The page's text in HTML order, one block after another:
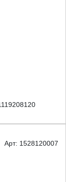
Арт: 1528120007